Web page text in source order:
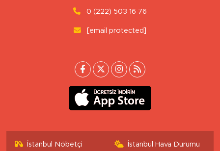
0 (222) 503 16 76
[email protected]
İstanbul Nöbetçi
İstanbul Hava Durumu